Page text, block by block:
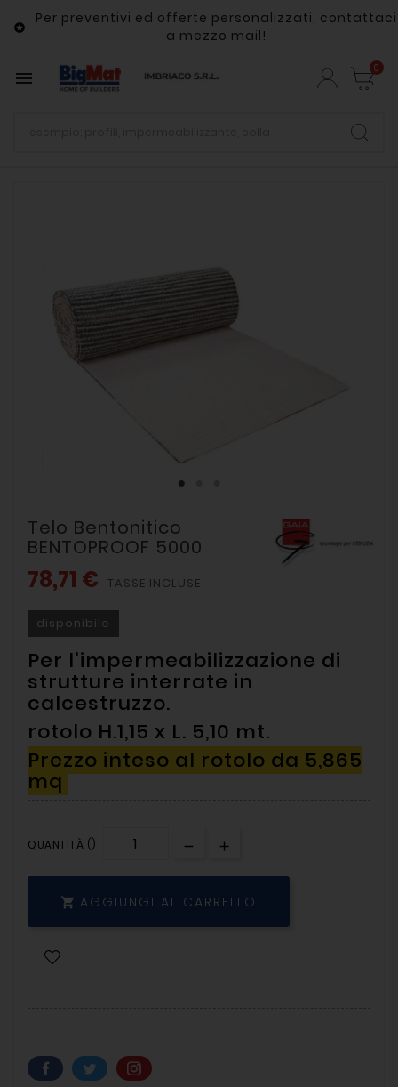

Per preventivi ed offerte personalizzati, contattaci
a mezzo mail!
 0
Telo Bentonitico
BENTOPROOF 5000
78,71 € TASSE INCLUSE
disponibile
Per l'impermeabilizzazione di
strutture interrate in
calcestruzzo.
rotolo H.1,15 x L. 5,10 mt.
Prezzo inteso al rotolo da 5,865
mq
QUANTITÀ ()
 AGGIUNGI AL CARRELLO